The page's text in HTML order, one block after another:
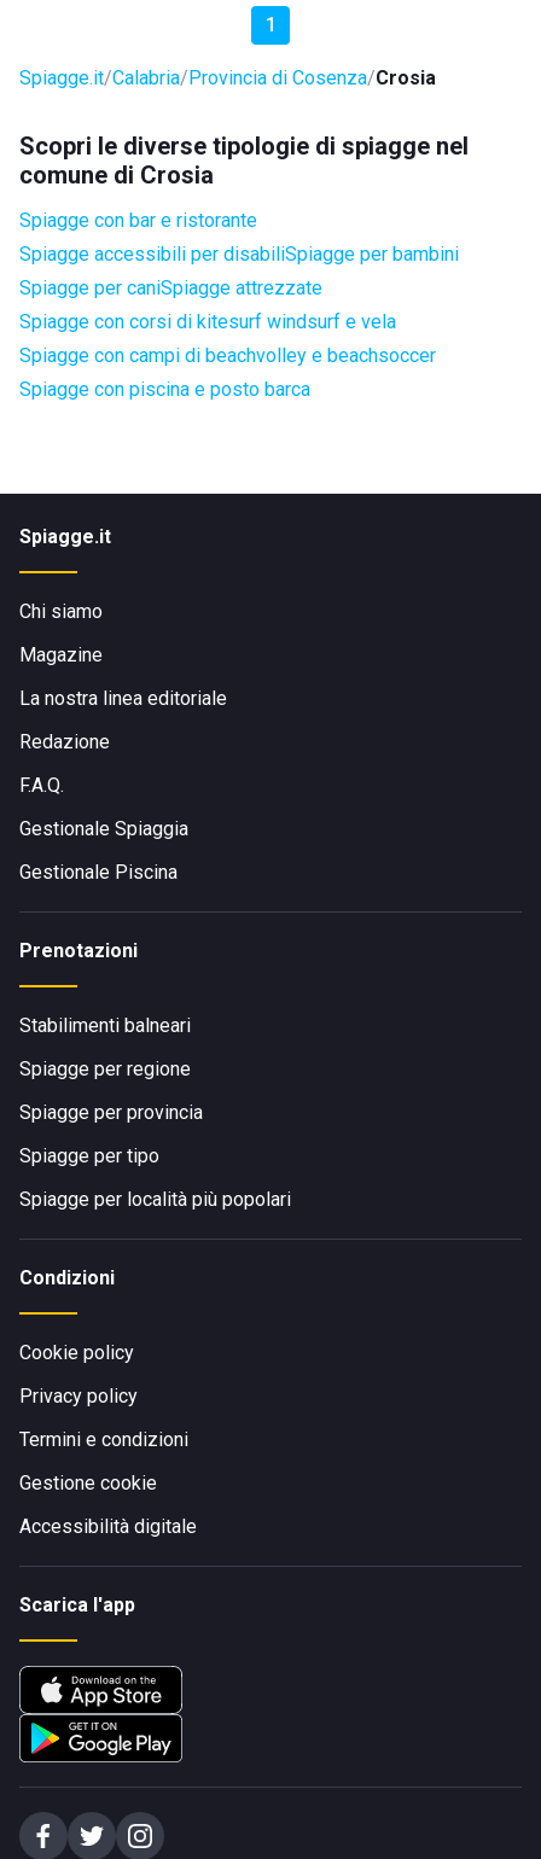
1
Spiagge.it Calabria Provincia di Cosenza Crosia
Scopri le diverse tipologie di spiagge nel
comune di Crosia
Spiagge con bar e ristorante
Spiagge accessibili per disabiliSpiagge per bambini
Spiagge per caniSpiagge attrezzate
Spiagge con corsi di kitesurf windsurf e vela
Spiagge con campi di beachvolley e beachsoccer
Spiagge con piscina e posto barca
Spiagge.it
Chi siamo
Magazine
La nostra linea editoriale
Redazione
F.A.Q.
Gestionale Spiaggia
Gestionale Piscina
Prenotazioni
Stabilimenti balneari
Spiagge per regione
Spiagge per provincia
Spiagge per tipo
Spiagge per località più popolari
Condizioni
Cookie policy
Privacy policy
Termini e condizioni
Gestione cookie
Accessibilità digitale
Scarica l'app